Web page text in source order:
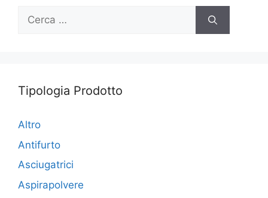
Ricerca
Tipologia Prodotto
Altro
Antifurto
Asciugatrici
Aspirapolvere